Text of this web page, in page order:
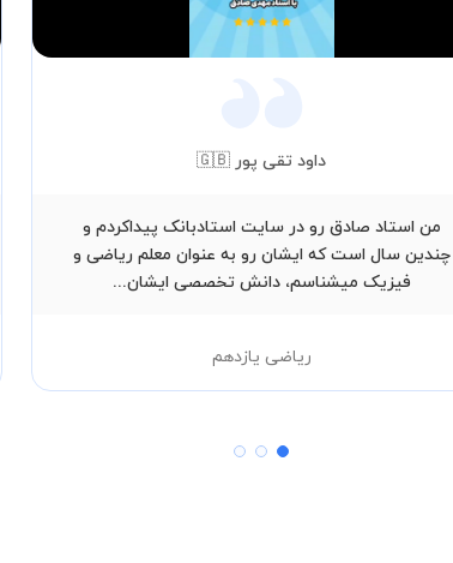
Video
داود تقی پور 🇬🇧
من استاد صادق رو در سایت استادبانک پیداکردم و
چندین سال است که ایشان رو به عنوان معلم ریاضی و
فیزیک میشناسم، دانش تخصصی ایشان...
ریاضی یازدهم